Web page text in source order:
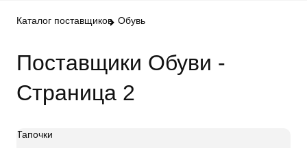
Каталог поставщиков Обувь
Поставщики Обуви -
Страница 2
Тапочки